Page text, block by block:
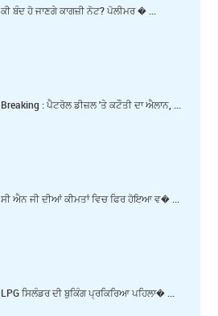
ਕੀ ਬੰਦ ਹੋ ਜਾਣਗੇ ਕਾਗਜ਼ੀ ਨੋਟ? ਪੋਲੀਮਰ � ...
Breaking : ਪੈਟਰੋਲ ਡੀਜ਼ਲ 'ਤੇ ਕਟੌਤੀ ਦਾ ਐਲਾਨ, ...
ਸੀ ਐਨ ਜੀ ਦੀਆਂ ਕੀਮਤਾਂ ਵਿਚ ਫਿਰ ਹੋਇਆ ਵ� ...
LPG ਸਿਲੰਡਰ ਦੀ ਬੁਕਿੰਗ ਪ੍ਰਕਿਰਿਆ ਪਹਿਲਾ� ...